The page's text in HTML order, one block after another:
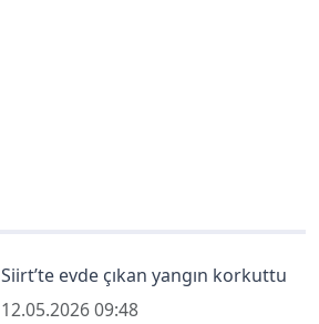
Siirt’te evde çıkan yangın korkuttu
12.05.2026 09:48